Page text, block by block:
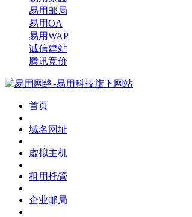
易用邮局
易用OA
易用WAP
诚信建站
腾讯竞价
首页
域名网址
虚拟主机
租用托管
企业邮局